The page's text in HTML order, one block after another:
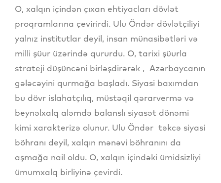
O, xalqın içindən çıxan ehtiyacları dövlət
proqramlarına çevirirdi. Ulu Öndər dövlətçiliyi
yalnız institutlar deyil, insan münasibətləri və
milli şüur üzərində qururdu. O, tarixi şüurla
strateji düşüncəni birləşdirərək , Azərbaycanın
gələcəyini qurmağa başladı. Siyasi baxımdan
bu dövr islahatçılıq, müstəqil qərarvermə və
beynəlxalq aləmdə balanslı siyasət dönəmi
kimi xarakterizə olunur. Ulu Öndər təkcə siyasi
böhranı deyil, xalqın mənəvi böhranını da
aşmağa nail oldu. O, xalqın içindəki ümidsizliyi
ümumxalq birliyinə çevirdi.